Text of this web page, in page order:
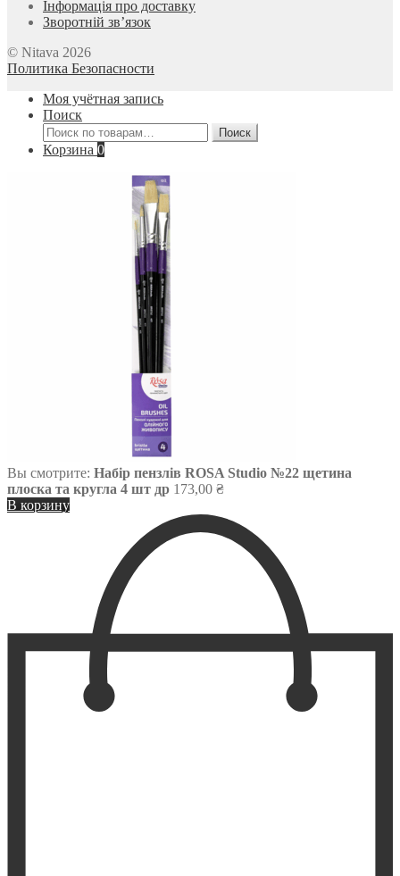
Інформація про доставку
Зворотній зв’язок
© Nitava 2026
Политика Безопасности
Моя учётная запись
Поиск
Искать:
Поиск
Корзина 0
Вы смотрите: Набір пензлів ROSA Studio №22 щетина
плоска та кругла 4 шт др 173,00 ₴
В корзину